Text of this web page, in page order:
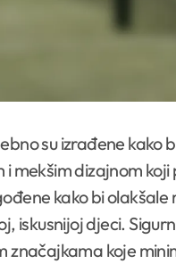
su izrađene kako
mekšim dizajnom
kako bi
iskusnijoj djeci.
značajkama koje